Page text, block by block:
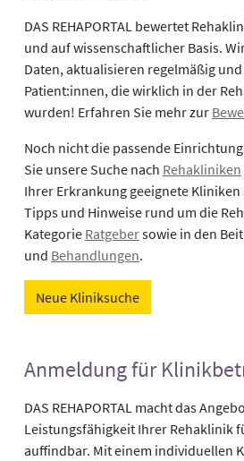
DAS REHAPORTAL bewertet
und auf wissenschaftlicher Basis.
Daten, aktualisieren regelmäßig
Patient:innen, die wirklich in der
wurden! Erfahren Sie mehr zur
Noch nicht die passende
Sie unsere Suche nach Rehakliniken
Ihrer Erkrankung geeignete Kliniken
Tipps und Hinweise rund um die
Kategorie Ratgebersowie in den
und Behandlungen.
Neue Kliniksuche
Anmeldung für
DAS REHAPORTAL macht das
Leistungsfähigkeit Ihrer Rehaklinik
auffindbar. Mit einem individuellen